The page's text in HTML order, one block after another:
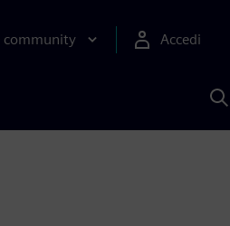
community Accedi